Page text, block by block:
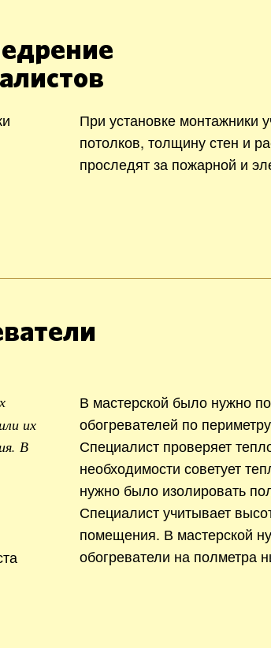
При установке монтажники
потолков, толщину стен и
проследят за пожарной и
их
В
В мастерской было нужно
обогревателей по
Специалист проверяет
необходимости советует
нужно было изолировать
Специалист учитывает
помещения. В мастерской
обогреватели на полметра